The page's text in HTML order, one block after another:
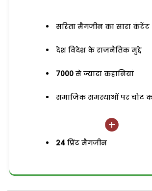
सरिता मैगजीन का सारा कंटेंट
देश विदेश के राजनैतिक मुद्दे
7000 से ज्यादा कहानियां
समाजिक समस्याओं पर चोट
24 प्रिंट मैगजीन